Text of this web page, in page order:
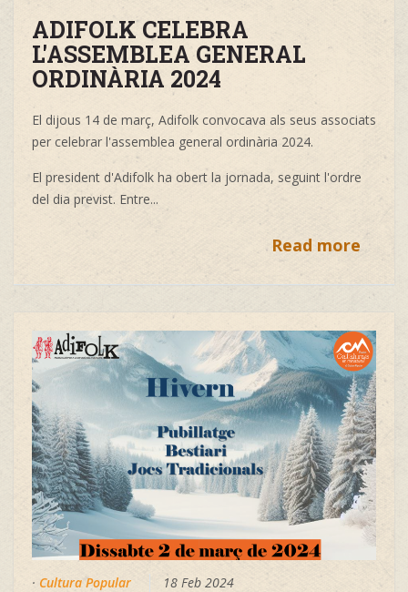
ADIFOLK CELEBRA
L'ASSEMBLEA GENERAL
ORDINÀRIA 2024
El dijous 14 de març, Adifolk convocava als seus associats
per celebrar l'assemblea general ordinària 2024.
El president d'Adifolk ha obert la jornada, seguint l'ordre
del dia previst. Entre...
Read more
· Cultura Popular 18 Feb 2024